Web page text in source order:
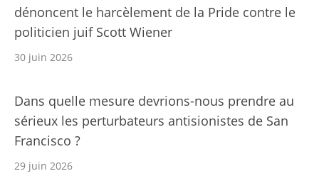
dénoncent le harcèlement de la Pride contre le
politicien juif Scott Wiener
30 juin 2026
Dans quelle mesure devrions-nous prendre au
sérieux les perturbateurs antisionistes de San
Francisco ?
29 juin 2026